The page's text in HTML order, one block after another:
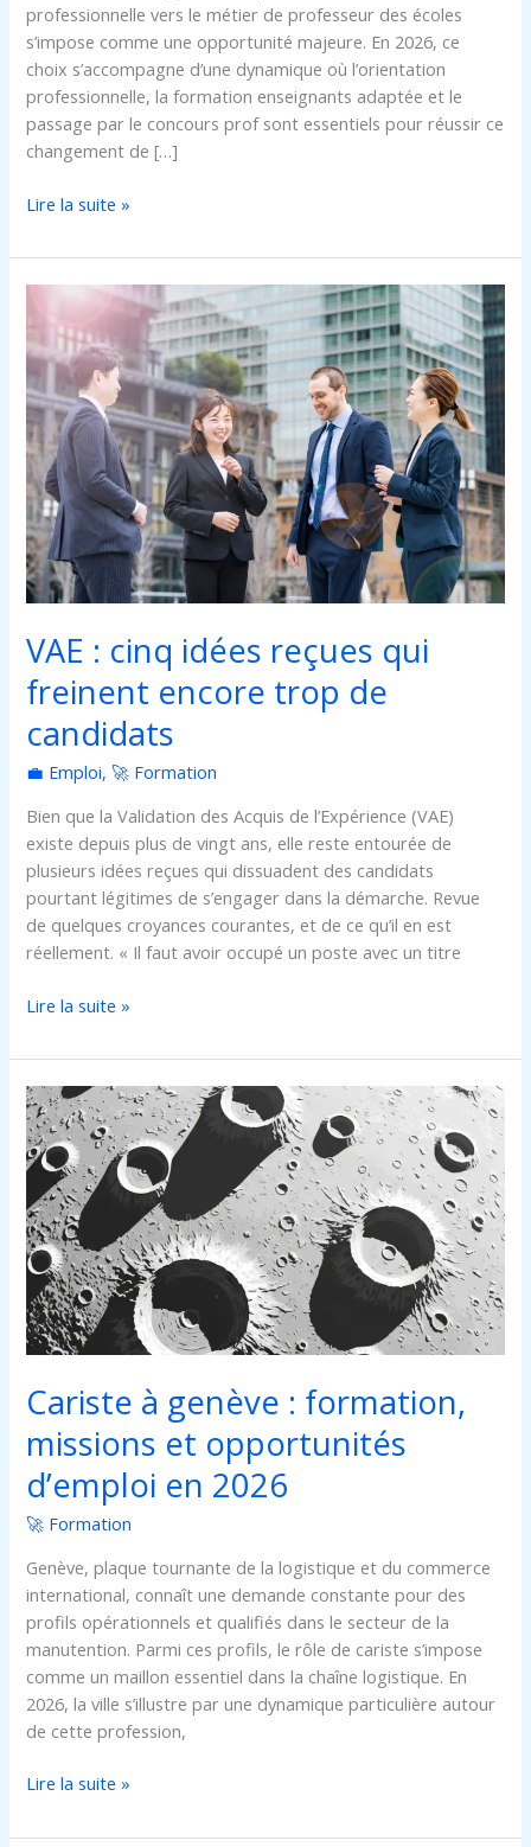
professionnelle vers le métier de professeur des écoles
s’impose comme une opportunité majeure. En 2026, ce
choix s’accompagne d’une dynamique où l’orientation
professionnelle, la formation enseignants adaptée et le
passage par le concours prof sont essentiels pour réussir ce
changement de […]
Lire la suite »
VAE : cinq idées reçues qui
freinent encore trop de
candidats
💼 Emploi, 🚀 Formation
Bien que la Validation des Acquis de l’Expérience (VAE)
existe depuis plus de vingt ans, elle reste entourée de
plusieurs idées reçues qui dissuadent des candidats
pourtant légitimes de s’engager dans la démarche. Revue
de quelques croyances courantes, et de ce qu’il en est
réellement. « Il faut avoir occupé un poste avec un titre
cinq
idées
reçues
qui
freinent
encore
trop
de
candidats
Lire la suite »
Cariste à genève : formation,
missions et opportunités
d’emploi en 2026
🚀 Formation
Genève, plaque tournante de la logistique et du commerce
international, connaît une demande constante pour des
profils opérationnels et qualifiés dans le secteur de la
manutention. Parmi ces profils, le rôle de cariste s’impose
comme un maillon essentiel dans la chaîne logistique. En
2026, la ville s’illustre par une dynamique particulière autour
de cette profession,
Cariste
à
genève
:
formation,
missions
et
opportunités
d’emploi
en
Lire la suite »